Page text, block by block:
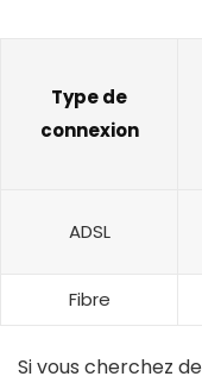
Type de
connexion
ADSL
Fibre
Si vous cherchez